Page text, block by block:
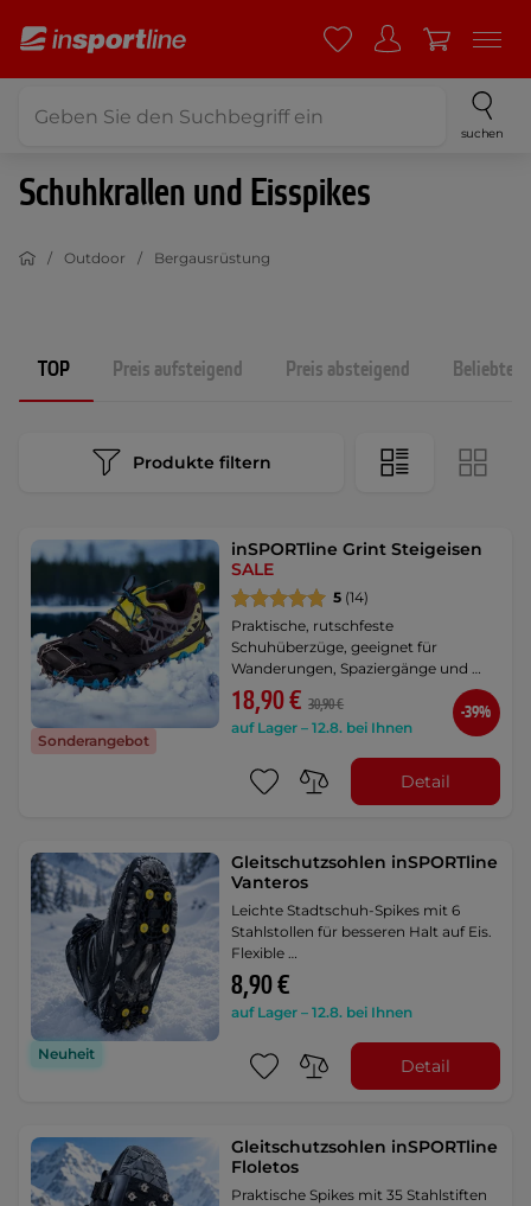
suchen
Schuhkrallen und Eisspikes
Outdoor Bergausrüstung
TOP Preis aufsteigend Preis absteigend
Produkte filtern
Sonderangebot
inSPORTline Grint Steigeisen
SALE
5 (14)
Praktische, rutschfeste
Schuhüberzüge, geeignet für
Wanderungen, Spaziergänge und …
18,90 € 30,90 €
auf Lager – 12.8. bei Ihnen
-39%
Detail
Neuheit
Gleitschutzsohlen inSPORTline
Vanteros
Leichte Stadtschuh-Spikes mit 6
Stahlstollen für besseren Halt auf Eis.
Flexible …
8,90 €
auf Lager – 12.8. bei Ihnen
Detail
Gleitschutzsohlen inSPORTline
Floletos
Praktische Spikes mit 35 Stahlstiften